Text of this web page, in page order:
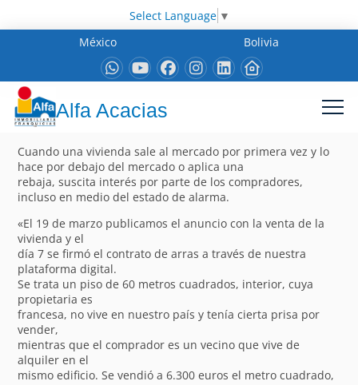
Select Language ▼
México
Bolivia
Alfa Acacias
Cuando una vivienda sale al mercado por primera vez y lo
hace por debajo del mercado o aplica una
rebaja, suscita interés por parte de los compradores,
incluso en medio del estado de alarma.
«El 19 de marzo publicamos el anuncio con la venta de la
vivienda y el
día 7 se firmó el contrato de arras a través de nuestra
plataforma digital.
Se trata un piso de 60 metros cuadrados, interior, cuya
propietaria es
francesa, no vive en nuestro país y tenía cierta prisa por
vender,
mientras que el comprador es un vecino que vive de
alquiler en el
mismo edificio. Se vendió a 6.300 euros el metro cuadrado,